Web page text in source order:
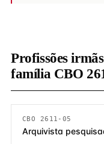
Profissões
família CBO
CBO 2611-05
Arquivista